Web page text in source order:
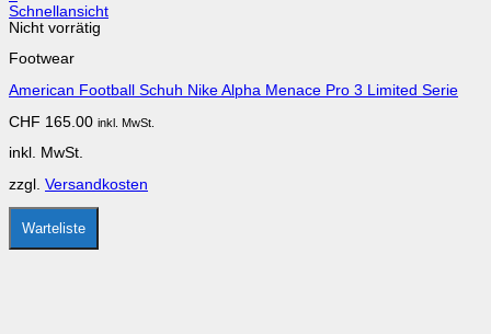
Dieses
Produkt
mehrere
auf.
Optionen
auf
Produktseite
gewählt
werden
Schnellansicht
Nicht vorrätig
Footwear
American Football Schuh Nike Alpha Menace Pro 3 Limited Serie
CHF 165.00 inkl. MwSt.
inkl. MwSt.
zzgl. Versandkosten
Warteliste